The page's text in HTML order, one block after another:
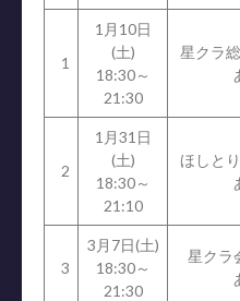
1
1月10日
(土)
18:30～
21:30
星クラ
2
1月31日
(土)
18:30～
21:10
ほしと
3
3月7日(土)
18:30～
21:30
星クラ